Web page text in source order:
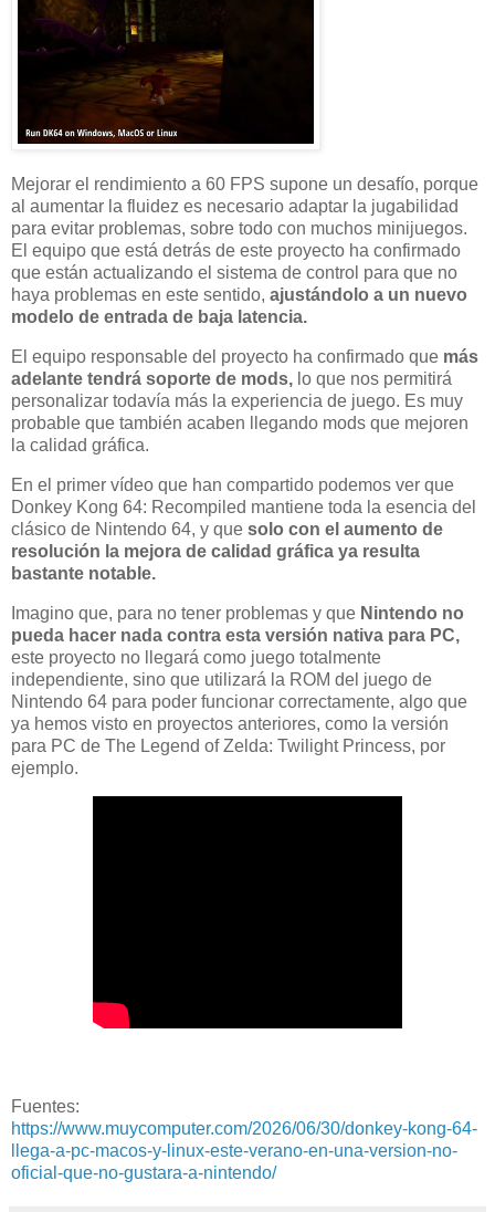
Mejorar el rendimiento a 60 FPS supone un desafío, porque
al aumentar la fluidez es necesario adaptar la jugabilidad
para evitar problemas, sobre todo con muchos minijuegos.
El equipo que está detrás de este proyecto ha confirmado
que están actualizando el sistema de control para que no
haya problemas en este sentido, ajustándolo a un nuevo
modelo de entrada de baja latencia.
El equipo responsable del proyecto ha confirmado que más
adelante tendrá soporte de mods, lo que nos permitirá
personalizar todavía más la experiencia de juego. Es muy
probable que también acaben llegando mods que mejoren
la calidad gráfica.
En el primer vídeo que han compartido podemos ver que
Donkey Kong 64: Recompiled mantiene toda la esencia del
clásico de Nintendo 64, y que solo con el aumento de
resolución la mejora de calidad gráfica ya resulta
bastante notable.
Imagino que, para no tener problemas y que Nintendo no
pueda hacer nada contra esta versión nativa para PC,
este proyecto no llegará como juego totalmente
independiente, sino que utilizará la ROM del juego de
Nintendo 64 para poder funcionar correctamente, algo que
ya hemos visto en proyectos anteriores, como la versión
para PC de The Legend of Zelda: Twilight Princess, por
ejemplo.
Fuentes:
https://www.muycomputer.com/2026/06/30/donkey-kong-64-
llega-a-pc-macos-y-linux-este-verano-en-una-version-no-
oficial-que-no-gustara-a-nintendo/